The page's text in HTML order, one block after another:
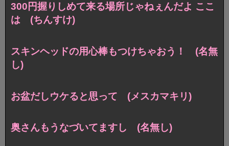
300円握りしめて来る場所じゃねぇんだよ ここ
は (ちんすけ)
スキンヘッドの用心棒もつけちゃおう！ (名無
し)
お盆だしウケると思って (メスカマキリ)
奥さんもうなづいてますし (名無し)